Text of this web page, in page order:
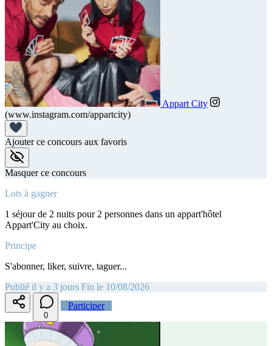
Appart City
(www.instagram.com/appartcity)
Ajouter ce concours aux favoris
Masquer ce concours
Lots à gagner
1 séjour de 2 nuits pour 2 personnes dans un appart'hôtel
Appart'City au choix.
Principe
S'abonner, liker, suivre, taguer...
Publié il y a 3 jours Fin le 10/08/2026
0
Participer